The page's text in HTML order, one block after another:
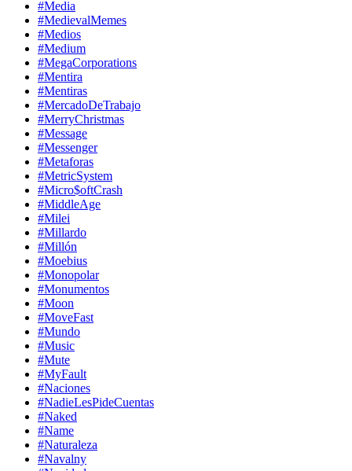
#Media
#MedievalMemes
#Medios
#Medium
#MegaCorporations
#Mentira
#Mentiras
#MercadoDeTrabajo
#MerryChristmas
#Message
#Messenger
#Metaforas
#MetricSystem
#Micro$oftCrash
#MiddleAge
#Milei
#Millardo
#Millón
#Moebius
#Monopolar
#Monumentos
#Moon
#MoveFast
#Mundo
#Music
#Mute
#MyFault
#Naciones
#NadieLesPideCuentas
#Naked
#Name
#Naturaleza
#Navalny